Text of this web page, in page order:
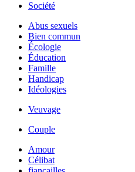
Société
Abus sexuels
Bien commun
Écologie
Éducation
Famille
Handicap
Idéologies
Veuvage
Couple
Amour
Célibat